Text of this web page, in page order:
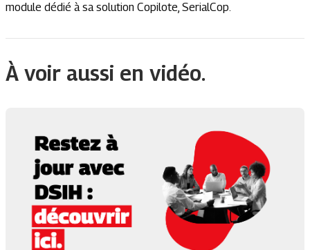
module dédié à sa solution Copilote, SerialCop.
À voir aussi en vidéo.